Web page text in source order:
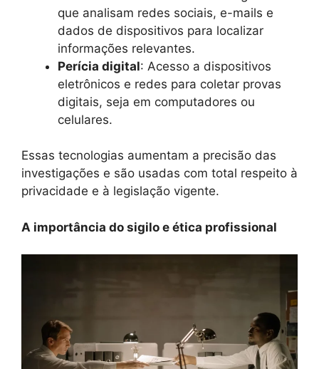
que analisam redes sociais, e-mails e
dados de dispositivos para localizar
informações relevantes.
Perícia digital: Acesso a dispositivos
eletrônicos e redes para coletar provas
digitais, seja em computadores ou
celulares.
Essas tecnologias aumentam a precisão das
investigações e são usadas com total respeito à
privacidade e à legislação vigente.
A importância do sigilo e ética profissional